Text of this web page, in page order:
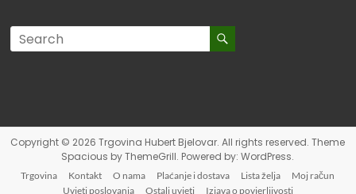
Copyright © 2026Trgovina Hubert Bjelovar. All rights reserved. Theme
Spacious by ThemeGrill. Powered by:WordPress.
Trgovina Kontakt O nama Plaćanje i dostava Lista želja
Moj račun
Uvjeti poslovanja
Ostali uvjeti Izjava o povjerljivosti